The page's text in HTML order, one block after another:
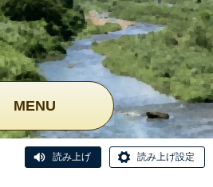
MENU
読み上げ 読み上げ設定